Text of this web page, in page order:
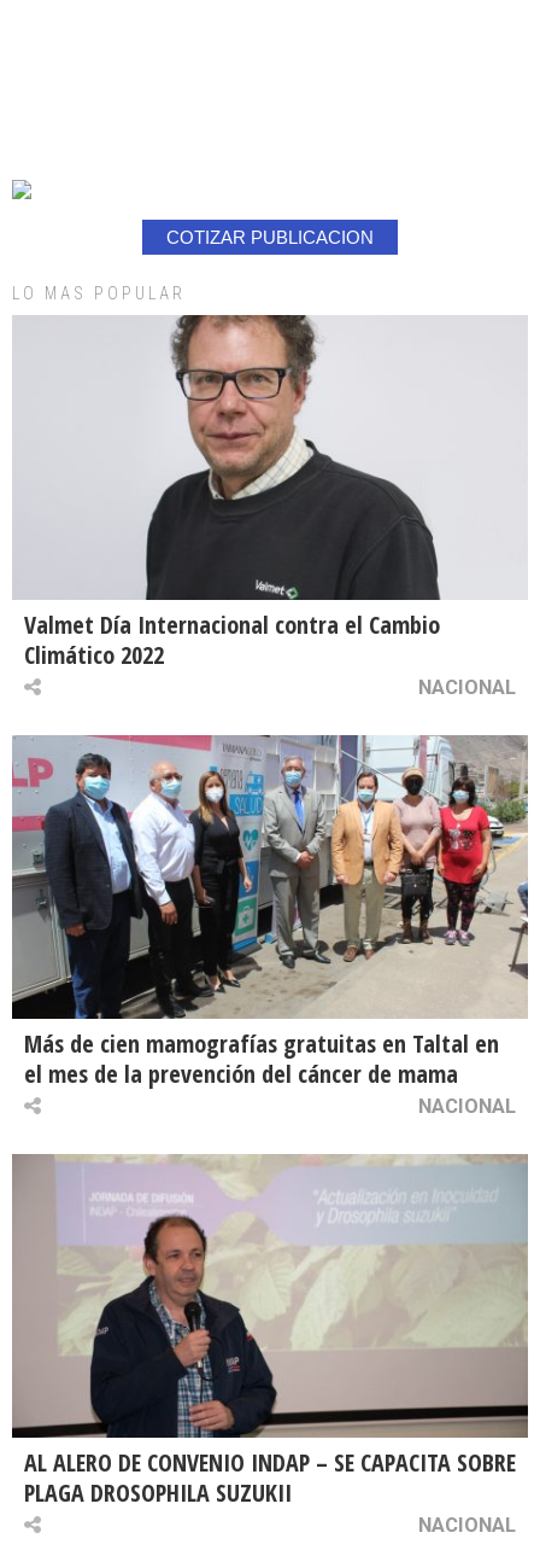
COTIZAR PUBLICACION
LO MAS POPULAR
Valmet Día Internacional contra el Cambio
Climático 2022
NACIONAL
Más de cien mamografías gratuitas en Taltal en
el mes de la prevención del cáncer de mama
NACIONAL
AL ALERO DE CONVENIO INDAP – SE CAPACITA SOBRE
PLAGA DROSOPHILA SUZUKII
NACIONAL